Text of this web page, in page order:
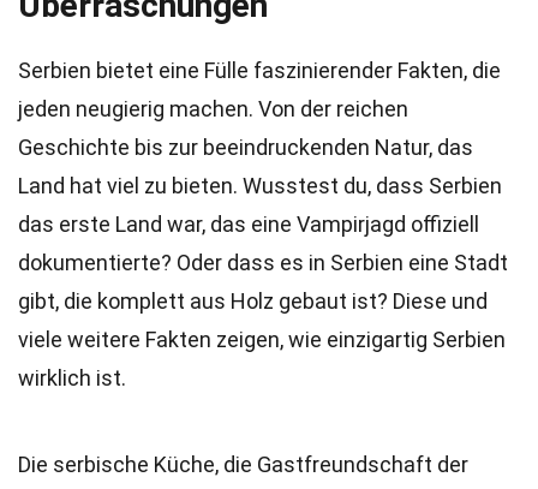
Serbien bietet eine Fülle faszinierender Fakten, die
jeden neugierig machen. Von der reichen
Geschichte bis zur beeindruckenden Natur, das
Land hat viel zu bieten. Wusstest du, dass Serbien
das erste Land war, das eine Vampirjagd offiziell
dokumentierte? Oder dass es in Serbien eine Stadt
gibt, die komplett aus Holz gebaut ist? Diese und
viele weitere Fakten zeigen, wie einzigartig Serbien
wirklich ist.
Die serbische Küche, die Gastfreundschaft der